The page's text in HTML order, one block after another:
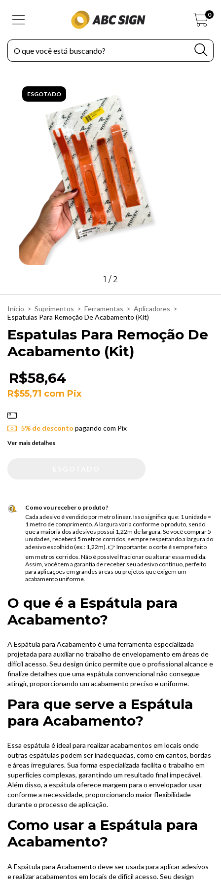
0
ESGOTADO
1 /2
Início > Suprimentos > Ferramentas > Aplicadores >
Espatulas Para Remoção De Acabamento (Kit)
Espatulas Para Remoção De
Acabamento (Kit)
R$58,64
R$55,71 com Pix
5% de desconto pagando com Pix
Ver mais detalhes
Como vou receber o produto?
Cada adesivo é vendido por metro linear. Isso significa que: 1 unidade =
1 metro de comprimento. A largura varia conforme o produto, sendo
que a maioria dos adesivos possui 1,22m de largura. Se você comprar 5
unidades, receberá 5 metros corridos, sempre respeitando a largura do
adesivo escolhido (ex.: 1,22m). 👉 Importante: o corte é sempre feito
em metros corridos. Não é possível fracionar ou alterar essa medida.
Assim, você tem a garantia de receber seu adesivo contínuo, perfeito
para aplicações em grandes áreas ou projetos que exigem um
acabamento uniforme.
O que é a Espátula para
Acabamento?
A Espátula para Acabamento é uma ferramenta especializada
projetada para auxiliar no trabalho de envelopamento em áreas de
difícil acesso. Seu design único permite que o profissional alcance e
finalize detalhes que uma espátula convencional não consegue
atingir, proporcionando um acabamento preciso e uniforme.
Para que serve a Espátula
para Acabamento?
Essa espátula é ideal para realizar acabamentos em locais onde
outras espátulas podem ser inadequadas, como em cantos, bordas
e áreas irregulares. Sua forma especializada facilita o trabalho em
superfícies complexas, garantindo um resultado final impecável.
Além disso, a espátula oferece margem para o envelopador usar
conforme a necessidade, proporcionando maior flexibilidade
durante o processo de aplicação.
Como usar a Espátula para
Acabamento?
A Espátula para Acabamento deve ser usada para aplicar adesivos
e realizar acabamentos em locais de difícil acesso. Seu design